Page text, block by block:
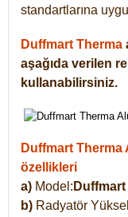
standartlarına
Duffmart Therma
aşağıda verilen
kullanabilirsiniz.
Duffmart
özellikleri
a) Model:
b) Radyatör